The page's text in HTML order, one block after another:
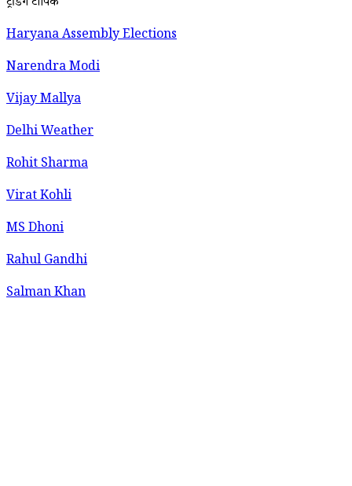
Haryana Assembly Elections
Narendra Modi
Vijay Mallya
Delhi Weather
Rohit Sharma
Virat Kohli
MS Dhoni
Rahul Gandhi
Salman Khan